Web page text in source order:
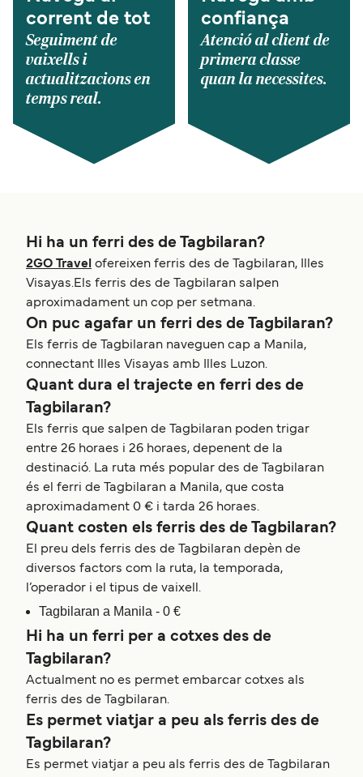
corrent de tot
Seguiment de
vaixells i
actualitzacions en
temps real.
confiança
Atenció al client de
primera classe
quan la necessites.
Hi ha un ferri des de Tagbilaran?
2GO Travel
ofereixen ferris des de Tagbilaran, Illes
Visayas.Els ferris des de Tagbilaran salpen
aproximadament un cop per setmana.
On puc agafar un ferri des de Tagbilaran?
Els ferris de Tagbilaran naveguen cap a Manila,
connectant Illes Visayas amb Illes Luzon.
Quant dura el trajecte en ferri des de
Tagbilaran?
Els ferris que salpen de Tagbilaran poden trigar
entre 26 horaes i 26 horaes, depenent de la
destinació. La ruta més popular des de Tagbilaran
és el ferri de Tagbilaran a Manila, que costa
aproximadament 0 € i tarda 26 horaes.
Quant costen els ferris des de Tagbilaran?
El preu dels ferris des de Tagbilaran depèn de
diversos factors com la ruta, la temporada,
l’operador i el tipus de vaixell.
Tagbilaran a Manila - 0 €
Hi ha un ferri per a cotxes des de
Tagbilaran?
Actualment no es permet embarcar cotxes als
ferris des de Tagbilaran.
Es permet viatjar a peu als ferris des de
Tagbilaran?
Es permet viatjar a peu als ferris des de Tagbilaran